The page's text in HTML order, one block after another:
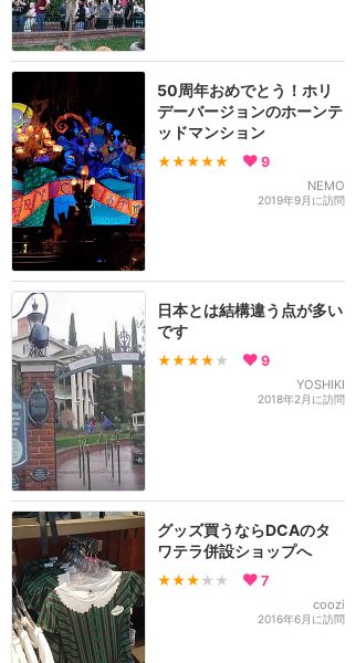
50周年おめでとう！ホリ
デーバージョンのホーンテ
ッドマンション
★★★★★ 9
NEMO
2019年9月に訪問
日本とは結構違う点が多い
です
★★★★ ★ 9
YOSHIKI
2018年2月に訪問
グッズ買うならDCAのタ
ワテラ併設ショップへ
★★★ ★★ 7
coozi
2016年6月に訪問